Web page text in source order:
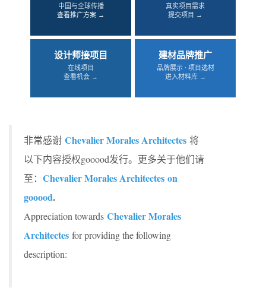
中国与全球传播
查看推广方案 →
真实项目需求
提交项目 →
设计师接项目
在线项目
查看机会 →
建材品牌推广
品牌展示 · 项目选材
进入材料库 →
非常感谢 Chevalier Morales Architectes 将
以下内容授权gooood发行。更多关于他们请
至： Chevalier Morales Architectes on
gooood.
Appreciation towards Chevalier Morales
Architectes for providing the following
description: